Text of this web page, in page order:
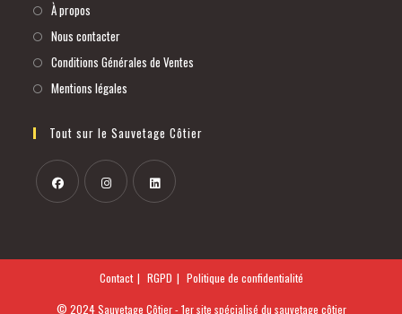
À propos
Nous contacter
Conditions Générales de Ventes
Mentions légales
Tout sur le Sauvetage Côtier
Contact RGPD Politique de confidentialité
© 2024 Sauvetage Côtier - 1er site spécialisé du sauvetage côtier